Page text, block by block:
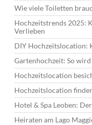
Wie viele Toiletten
Hochzeitstrends 2025:
Verlieben
DIY Hochzeitslocation:
Gartenhochzeit: So
Hochzeitslocation
Hochzeitslocation
Hotel & Spa Leoben:
Heiraten am Lago